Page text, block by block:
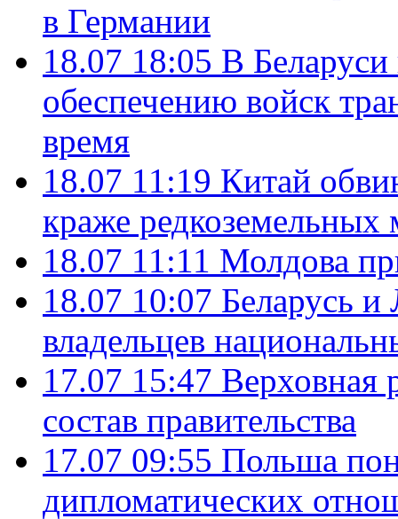
в Германии
18.07 18:05 В
обеспечению войск
время
18.07 11:19 Китай
краже редкоземельных
18.07 11:11 Молдова
18.07 10:07 Беларусь
владельцев
17.07 15:47 Верховная
состав правительства
17.07 09:55 Польша
дипломатических